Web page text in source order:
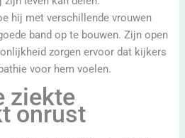
hij met verschillende vrouwen
band op te bouwen. Zijn open
zorgen ervoor dat kijkers
voor hem voelen.
ziekte
onrust